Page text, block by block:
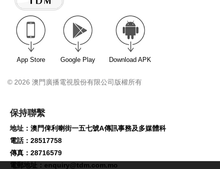
App Store Google Play Download APK
© 2026 澳門廣播電視股份有限公司版權所有
保持聯繫
地址：澳門俾利喇街一五七號A傳訊事務及多媒體科
電話：28517758
傳真：28716579
電郵地址： enquiry@tdm.com.mo